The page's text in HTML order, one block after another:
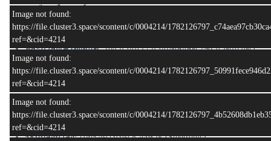
Image not found:
https://file.cluster3.space/scontent/c/0004214/
ref=&cid=4214
Image not found:
https://file.cluster3.space/scontent/c/0004214/
ref=&cid=4214
Image not found:
https://file.cluster3.space/scontent/c/0004214/
ref=&cid=4214
รายละเอียเครื่องยนต์
เครื่องยนต์:เบนซิน 4 สูบแถวเรียง ขนาด 2.0 ลิตร (1,998 ซีซี)
TwinPower Turbo
พละกำลังเครื่องยนต์:184 แรงม้า / แรงบิดสูงสุด 290 นิวตันเมตร
มอเตอร์ไฟฟ้า:
เมตร
พละกำลังรวมสูงสุด (System Output):
420 นิวตันเมตร
อัตราเร่ง:0 - 100 km/h ภายในเวลา 6.2 วินาที
ความเร็วสูงสุด:
ระบบส่งกำลัง:เกียร์อัตโนมัติ 8 จังหวะ (Steptronic)